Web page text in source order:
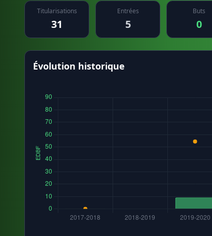
Titularisations
31
Entrées
5
Buts
0
Évolution historique